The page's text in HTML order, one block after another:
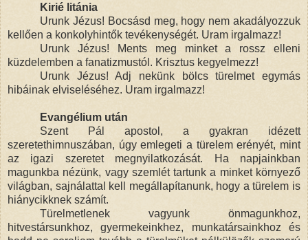
Kirié litánia
Urunk Jézus! Bocsásd meg, hogy nem akadályozzuk
kellően a konkolyhintők tevékenységét. Uram irgalmazz!
Urunk Jézus! Ments meg minket a rossz elleni
küzdelemben a fanatizmustól. Krisztus kegyelmezz!
Urunk Jézus! Adj nekünk bölcs türelmet egymás
hibáinak elviseléséhez. Uram irgalmazz!
Evangélium után
Szent Pál apostol, a gyakran idézett
szeretethimnuszában, úgy emlegeti a türelem erényét, mint
az igazi szeretet megnyilatkozását. Ha napjainkban
magunkba nézünk, vagy szemlét tartunk a minket környező
világban, sajnálattal kell megállapítanunk, hogy atürelem is
hiánycikknek számít.
Türelmetlenek vagyunk önmagunkhoz,
hitvestársunkhoz, gyermekeinkhez, munkatársainkhoz és